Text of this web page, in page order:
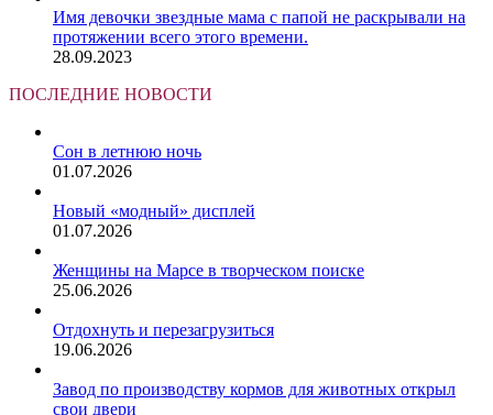
Имя девочки звездные мама с папой не раскрывали на
протяжении всего этого времени.
28.09.2023
ПОСЛЕДНИЕ НОВОСТИ
Сон в летнюю ночь
01.07.2026
Новый «модный» дисплей
01.07.2026
Женщины на Марсе в творческом поиске
25.06.2026
Отдохнуть и перезагрузиться
19.06.2026
Завод по производству кормов для животных открыл
свои двери